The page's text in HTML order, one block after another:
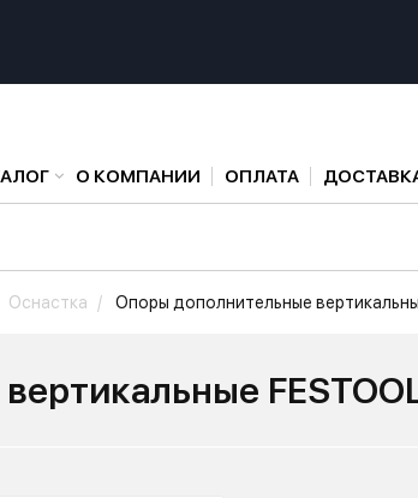
О КОМПАНИИ ОПЛАТА
Оснастка Опоры дополнительные